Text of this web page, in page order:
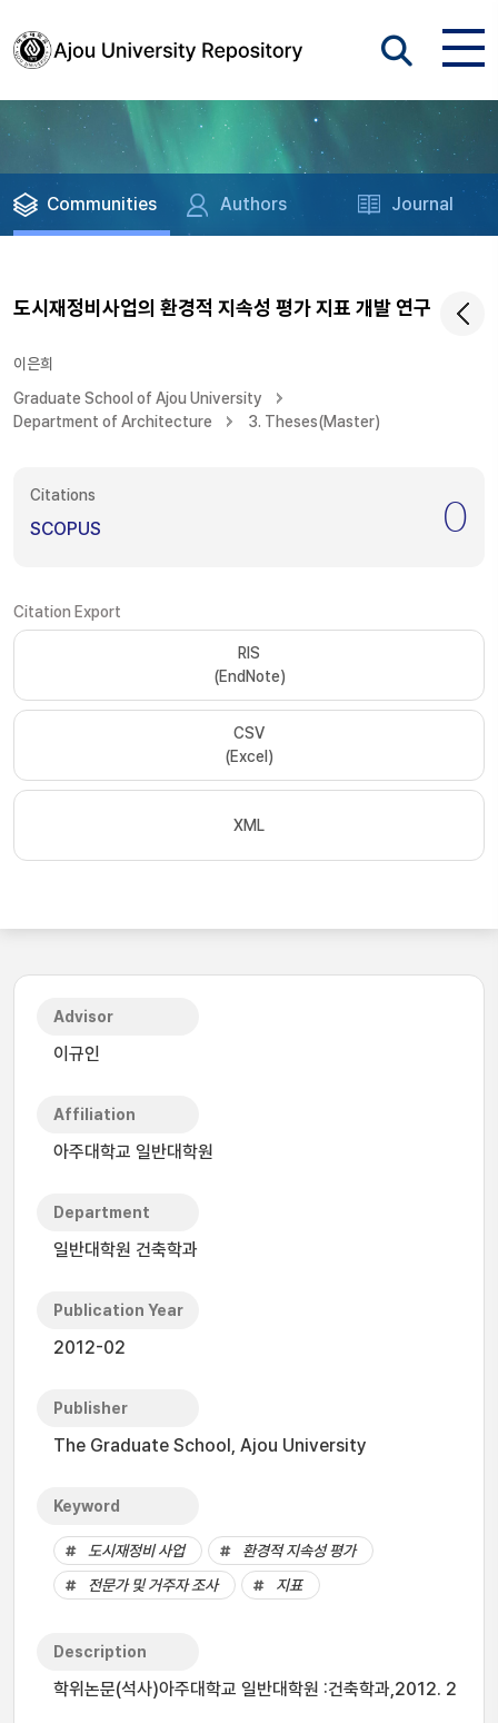
Communities Authors Journal
도시재정비사업의 환경적 지속성 평가 지표 개발 연구
이은희
Graduate School of Ajou University
Department of Architecture
3. Theses(Master)
Citations
SCOPUS 0
Citation Export
RIS
(EndNote)
CSV
(Excel)
XML
Advisor
이규인
Affiliation
아주대학교 일반대학원
Department
일반대학원 건축학과
Publication Year
2012-02
Publisher
The Graduate School, Ajou University
Keyword
도시재정비 사업
환경적 지속성 평가
전문가 및 거주자 조사
지표
Description
학위논문(석사)아주대학교 일반대학원 :건축학과,2012. 2